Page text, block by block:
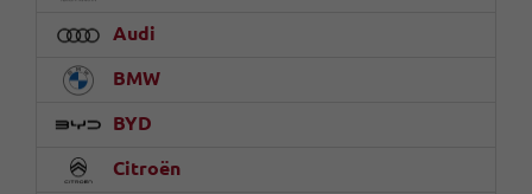
Audi
BMW
BYD
Citroën